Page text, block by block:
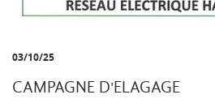
03/10/25
CAMPAGNE D'ELAGAGE